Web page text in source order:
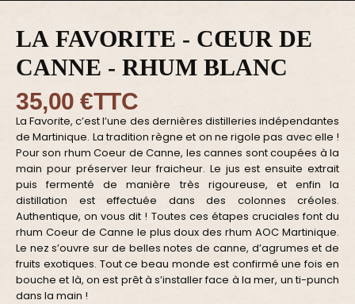
LA FAVORITE - CŒUR DE
CANNE - RHUM BLANC
35,00 €TTC
La Favorite, c’est l’une des dernières distilleries indépendantes
de Martinique. La tradition règne et on ne rigole pas avec elle !
Pour son rhum Coeur de Canne, les cannes sont coupées à la
main pour préserver leur fraicheur. Le jus est ensuite extrait
puis fermenté de manière très rigoureuse, et enfin la
distillation est effectuée dans des colonnes créoles.
Authentique, on vous dit ! Toutes ces étapes cruciales font du
rhum Coeur de Canne le plus doux des rhum AOC Martinique.
Le nez s’ouvre sur de belles notes de canne, d’agrumes et de
fruits exotiques. Tout ce beau monde est confirmé une fois en
bouche et là, on est prêt à s’installer face à la mer, un ti-punch
dans la main !